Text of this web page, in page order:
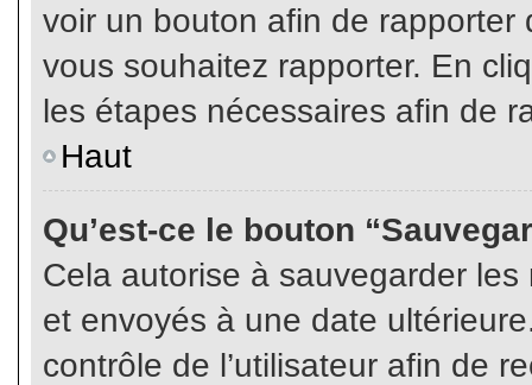
voir un bouton afin de
vous souhaitez rapporter. En
les étapes nécessaires afin de
Haut
Qu’est-ce le bouton
Cela autorise à sauvegarder
et envoyés à une date
contrôle de l’utilisateur afin de